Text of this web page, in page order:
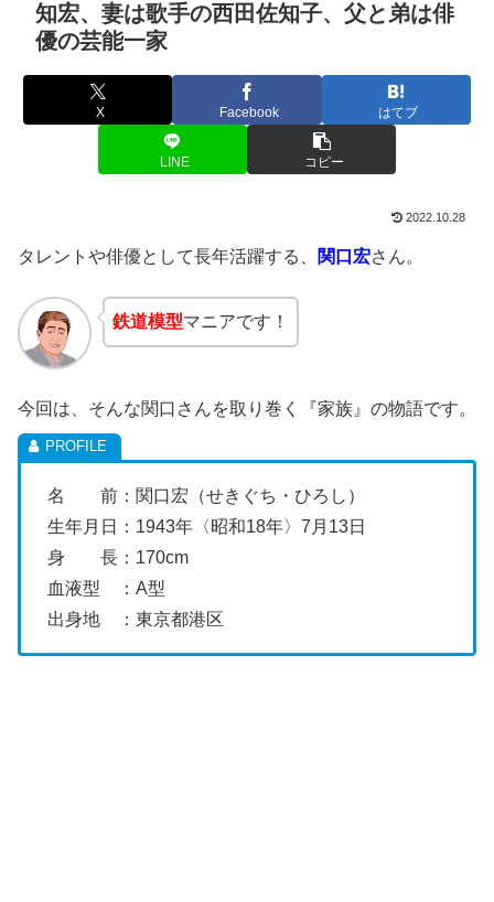
知宏、妻は歌手の西田佐知子、父と弟は俳
優の芸能一家
X Facebook はてブ
LINE コピー
2022.10.28
タレントや俳優として長年活躍する、 関口宏さん。
鉄道模型マニアです！
今回は、そんな関口さんを取り巻く『家族』の物語です。
名 前：関口宏（せきぐち・ひろし）
生年月日：1943年〈昭和18年〉7月13日
身 長：170cm
血液型 ：A型
出身地 ：東京都港区